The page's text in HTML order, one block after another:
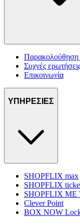
Παρακολούθηση
Συχνές
Επικοινωνία
ΥΠΗΡΕΣΙΕΣ
SHOPFLIX max
SHOPFLIX
SHOPFLIX
Clever Point
BOX NOW